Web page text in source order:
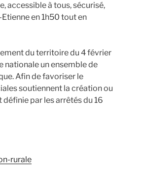
accessible à tous, sécurisé,
en 1h50 tout en
du territoire du 4 février
nationale un ensemble de
Afin de favoriser le
soutiennent la création ou
définie par les arrêtés du 16
rurale